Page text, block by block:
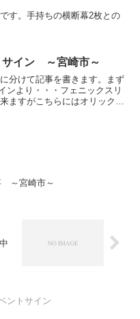
す。手持ちの横断幕2枚との
サイン ～宮崎市～
分けて記事を書きます。まず
ンより・・・フェニックスリ
ますがこちらにはオリックス
～宮崎市～
中
ントサイン